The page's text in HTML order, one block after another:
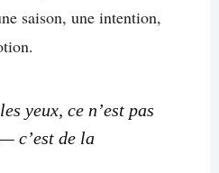
saison, une intention,
yeux, ce n’est pas
c’est de la